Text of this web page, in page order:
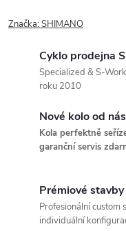
Značka:SHIMANO
Cyklo prodejna
Specialized & S-
roku 2010
Nové kolo od nás
Kola perfektně
garanční servis
Prémiové
Profesionální custom
individuální